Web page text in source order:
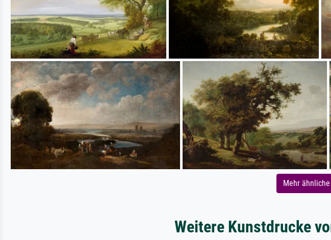
Mehr
Weitere Kunstdrucke